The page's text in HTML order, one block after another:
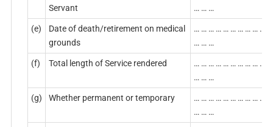
Servant
… … …
(e)
Date of death/retirement on medical
grounds
… … … … … … … … … … …
… … …
(f) Total length of Service rendered
… … … … … … … … … … …
… … …
(g) Whether permanent or temporary
… … … … … … … … … … …
… … …